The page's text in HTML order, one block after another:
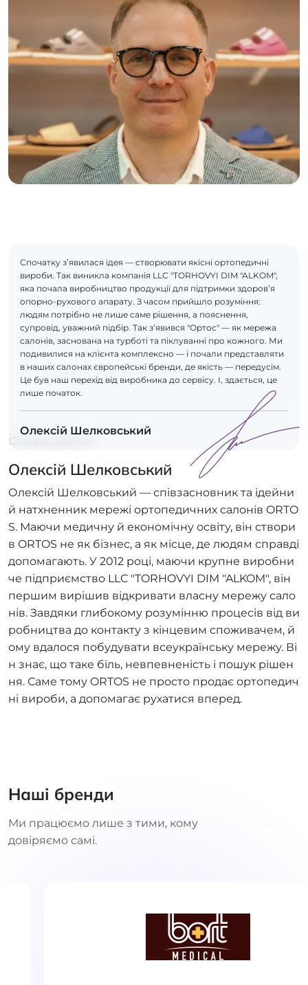
Спочатку з’явилася ідея — створювати якісні ортопедичні
вироби. Так виникла компанія LLC "TORHOVYI DIM "ALKOM",
яка почала виробництво продукції для підтримки здоров’я
опорно-рухового апарату. З часом прийшло розуміння:
людям потрібно не лише саме рішення, а пояснення,
супровід, уважний підбір. Так з’явився "Ортос" — як мережа
салонів, заснована на турботі та піклуванні про кожного. Ми
подивилися на клієнта комплексно — і почали представляти
в наших салонах європейські бренди, де якість — передусім.
Це був наш перехід від виробника до сервісу. І, здається, це
лише початок.
Олексій Шелковський
Співзасновник
Олексій Шелковський
Олексій Шелковський — співзасновник та ідейни
й натхненник мережі ортопедичних салонів ORTO
S. Маючи медичну й економічну освіту, він створи
в ORTOS не як бізнес, а як місце, де людям справді
допомагають. У 2012 році, маючи крупне виробни
че підприємство LLC "TORHOVYI DIM "ALKOM", він
першим вирішив відкривати власну мережу сало
нів. Завдяки глибокому розумінню процесів від ви
робництва до контакту з кінцевим споживачем, й
ому вдалося побудувати всеукраїнську мережу. Ві
н знає, що таке біль, невпевненість і пошук рішен
ня. Саме тому ORTOS не просто продає ортопедич
ні вироби, а допомагає рухатися вперед.
Наші бренди
Ми працюємо лише з тими, кому
довіряємо самі.